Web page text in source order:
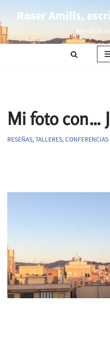
Saltar
al
Roser Amills,
Web oficial
Mi foto con…
RESEÑAS,TALLERES,